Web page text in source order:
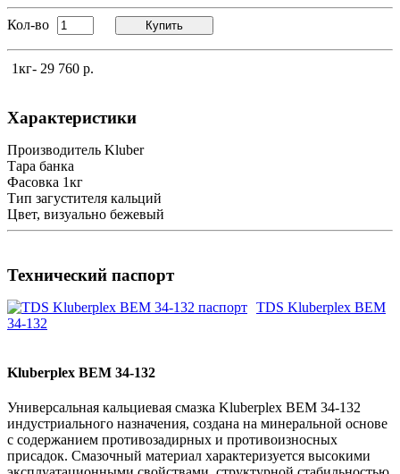
Кол-во Купить
1кг- 29 760 р.
Характеристики
Производитель Kluber
Тара банка
Фасовка 1кг
Тип загустителя кальций
Цвет, визуально бежевый
Технический паспорт
TDS Kluberplex BEM
34-132
Kluberplex BEM 34-132
Универсальная кальциевая смазка Kluberplex BEM 34-132
индустриального назначения, создана на минеральной основе
с содержанием противозадирных и противоизносных
присадок. Смазочный материал характеризуется высокими